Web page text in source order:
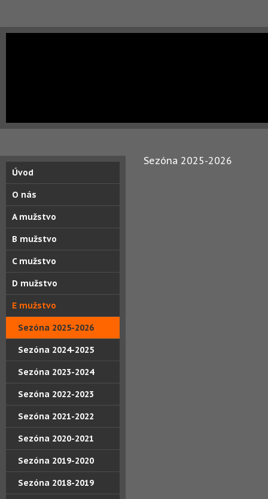
Úvod
O nás
A mužstvo
B mužstvo
C mužstvo
D mužstvo
E mužstvo
Sezóna 2025-2026
Sezóna 2024-2025
Sezóna 2023-2024
Sezóna 2022-2023
Sezóna 2021-2022
Sezóna 2020-2021
Sezóna 2019-2020
Sezóna 2018-2019
Sezóna 2025-2026